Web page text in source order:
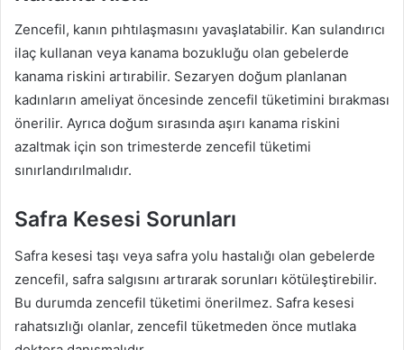
Zencefil, kanın pıhtılaşmasını yavaşlatabilir. Kan sulandırıcı
ilaç kullanan veya kanama bozukluğu olan gebelerde
kanama riskini artırabilir. Sezaryen doğum planlanan
kadınların ameliyat öncesinde zencefil tüketimini bırakması
önerilir. Ayrıca doğum sırasında aşırı kanama riskini
azaltmak için son trimesterde zencefil tüketimi
sınırlandırılmalıdır.
Safra Kesesi Sorunları
Safra kesesi taşı veya safra yolu hastalığı olan gebelerde
zencefil, safra salgısını artırarak sorunları kötüleştirebilir.
Bu durumda zencefil tüketimi önerilmez. Safra kesesi
rahatsızlığı olanlar, zencefil tüketmeden önce mutlaka